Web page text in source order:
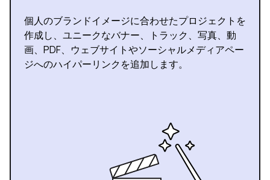
個人のブランドイメージに合わせたプロジェクトを
作成し、ユニークなバナー、トラック、写真、動
画、PDF、ウェブサイトやソーシャルメディアペー
ジへのハイパーリンクを追加します。